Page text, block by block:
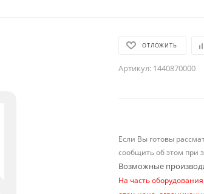
ОТЛОЖИТЬ
Артикул: 1440870000
Если Вы готовы
сообщить об этом при
Возможные
На часть